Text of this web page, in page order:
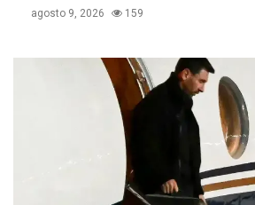
agosto 9, 2026 159